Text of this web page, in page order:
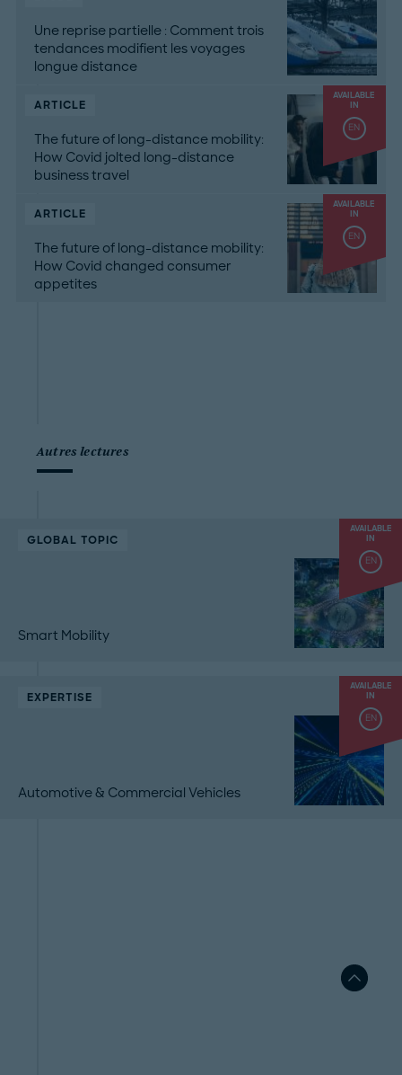
Une reprise partielle : Comment trois
tendances modifient les voyages
longue distance
AVAILABLE
IN
EN
ARTICLE
The future of long-distance mobility:
How Covid jolted long-distance
business travel
AVAILABLE
IN
EN
ARTICLE
The future of long-distance mobility:
How Covid changed consumer
appetites
Autres lectures
AVAILABLE
IN
EN
GLOBAL TOPIC
Smart Mobility
AVAILABLE
IN
EN
EXPERTISE
Automotive & Commercial Vehicles